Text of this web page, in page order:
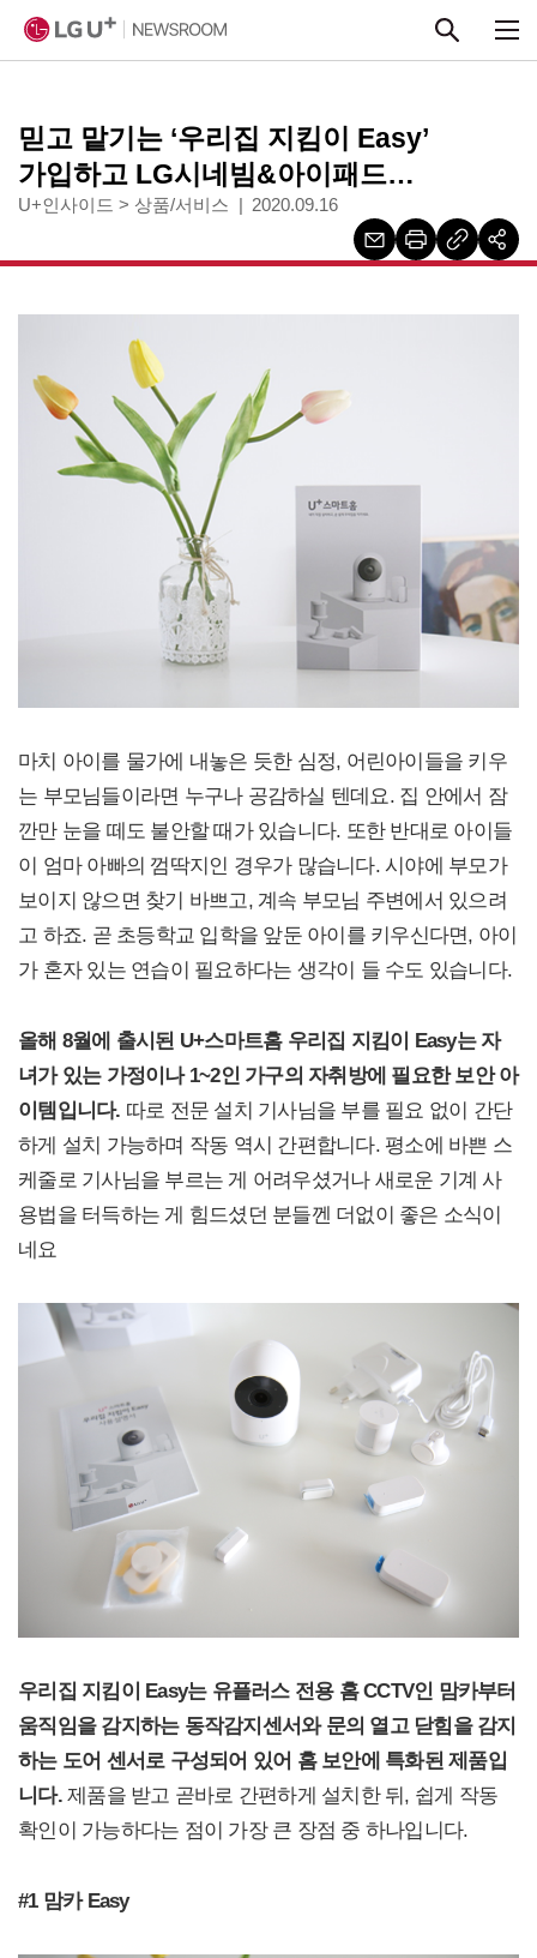
믿고 맡기는 ‘우리집 지킴이 Easy’
가입하고 LG시네빔&아이패드
받아가세요
U+인사이드 > 상품/서비스 2020.09.16
마치 아이를 물가에 내놓은 듯한 심정, 어린아이들을 키우
는 부모님들이라면 누구나 공감하실 텐데요. 집 안에서 잠
깐만 눈을 떼도 불안할 때가 있습니다. 또한 반대로 아이들
이 엄마 아빠의 껌딱지인 경우가 많습니다. 시야에 부모가
보이지 않으면 찾기 바쁘고, 계속 부모님 주변에서 있으려
고 하죠. 곧 초등학교 입학을 앞둔 아이를 키우신다면, 아이
가 혼자 있는 연습이 필요하다는 생각이 들 수도 있습니다.
올해 8월에 출시된 U+스마트홈 우리집 지킴이 Easy는 자
녀가 있는 가정이나 1~2인 가구의 자취방에 필요한 보안 아
이템입니다. 따로 전문 설치 기사님을 부를 필요 없이 간단
하게 설치 가능하며 작동 역시 간편합니다. 평소에 바쁜 스
케줄로 기사님을 부르는 게 어려우셨거나 새로운 기계 사
용법을 터득하는 게 힘드셨던 분들껜 더없이 좋은 소식이
네요
우리집 지킴이 Easy는 유플러스 전용 홈 CCTV인 맘카부터
움직임을 감지하는 동작감지센서와 문의 열고 닫힘을 감지
하는 도어 센서로 구성되어 있어 홈 보안에 특화된 제품입
니다.제품을 받고 곧바로 간편하게 설치한 뒤, 쉽게 작동
확인이 가능하다는 점이 가장 큰 장점 중 하나입니다.
#1 맘카 Easy